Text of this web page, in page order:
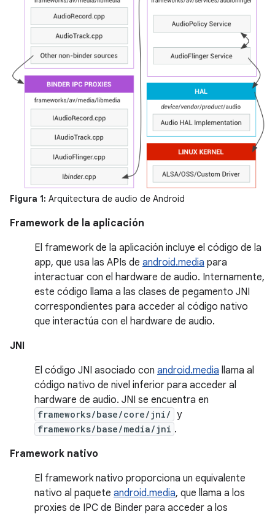
Figura 1: Arquitectura de audio de Android
Framework de la aplicación
El framework de la aplicación incluye el código de la
app, que usa las APIs de android.media para
interactuar con el hardware de audio. Internamente,
este código llama a las clases de pegamento JNI
correspondientes para acceder al código nativo
que interactúa con el hardware de audio.
JNI
El código JNI asociado con android.media llama al
código nativo de nivel inferior para acceder al
hardware de audio. JNI se encuentra en
frameworks/base/core/jni/ y
frameworks/base/media/jni .
Framework nativo
El framework nativo proporciona un equivalente
nativo al paquete android.media, que llama a los
proxies de IPC de Binder para acceder a los